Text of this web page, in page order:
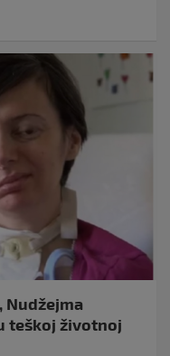
Nudžejma
teškoj životnoj